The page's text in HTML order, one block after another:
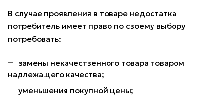
В случае проявления в товаре недостатка
потребитель имеет право по своему выбору
потребовать:
замены некачественного товара товаром
надлежащего качества;
уменьшения покупной цены;